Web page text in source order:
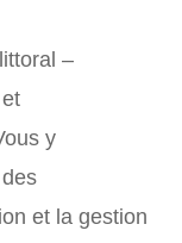
–
y
et la gestion